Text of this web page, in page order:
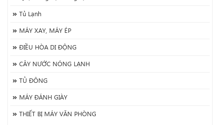
Tủ Lạnh
MÁY XAY, MÁY ÉP
ĐIỀU HÒA DI ĐỘNG
CÂY NƯỚC NÓNG LẠNH
TỦ ĐÔNG
MÁY ĐÁNH GIÀY
THIẾT BỊ MÁY VĂN PHÒNG